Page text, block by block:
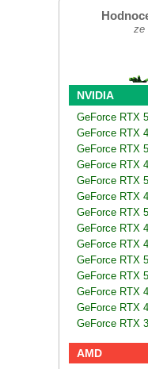
ze
NVIDIA
GeForce RTX
GeForce RTX
GeForce RTX
GeForce RTX
GeForce RTX
GeForce RTX
GeForce RTX
GeForce RTX
GeForce RTX
GeForce RTX
GeForce RTX
GeForce RTX
GeForce RTX
GeForce RTX
AMD